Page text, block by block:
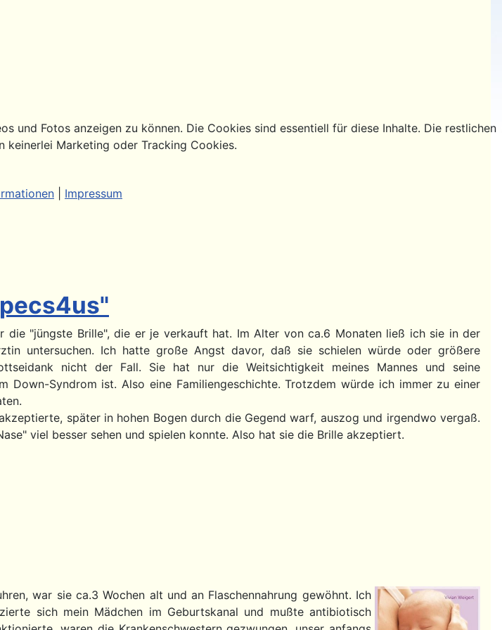
die "jüngste Brille", die er je verkauft hat. Im Alter von ca.6 Monaten ließ ich sie in der
untersuchen. Ich hatte große Angst davor, daß sie schielen würde oder größere
nicht der Fall. Sie hat nur die Weitsichtigkeit meines Mannes und seine
Down-Syndrom ist. Also eine Familiengeschichte. Trotzdem würde ich immer zu einer
später in hohen Bogen durch die Gegend warf, auszog und irgendwo vergaß.
viel besser sehen und spielen konnte. Also hat sie die Brille akzeptiert.
war sie ca.3 Wochen alt und an Flaschennahrung gewöhnt. Ich
sich mein Mädchen im Geburtskanal und mußte antibiotisch
und Fotos anzeigen zu können. Die Cookies sind essentiell für diese Inhalte. Die restlichen
keinerlei Marketing oder Tracking Cookies.
Impressum